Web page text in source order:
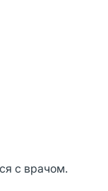
с врачом.